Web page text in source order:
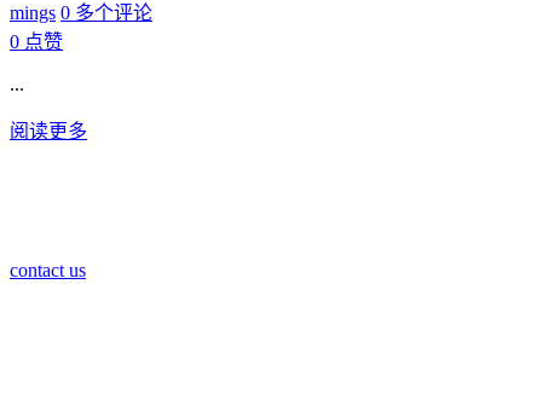
mings 0 多个评论
0 点赞
...
阅读更多
contact us